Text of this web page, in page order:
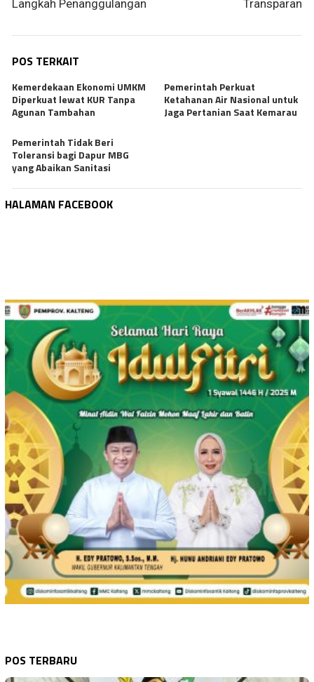
Langkah Penanggulangan Transparan
POS TERKAIT
Kemerdekaan Ekonomi UMKM
Diperkuat lewat KUR Tanpa
Agunan Tambahan
Pemerintah Perkuat
Ketahanan Air Nasional untuk
Jaga Pertanian Saat Kemarau
Pemerintah Tidak Beri
Toleransi bagi Dapur MBG
yang Abaikan Sanitasi
HALAMAN FACEBOOK
POS TERBARU